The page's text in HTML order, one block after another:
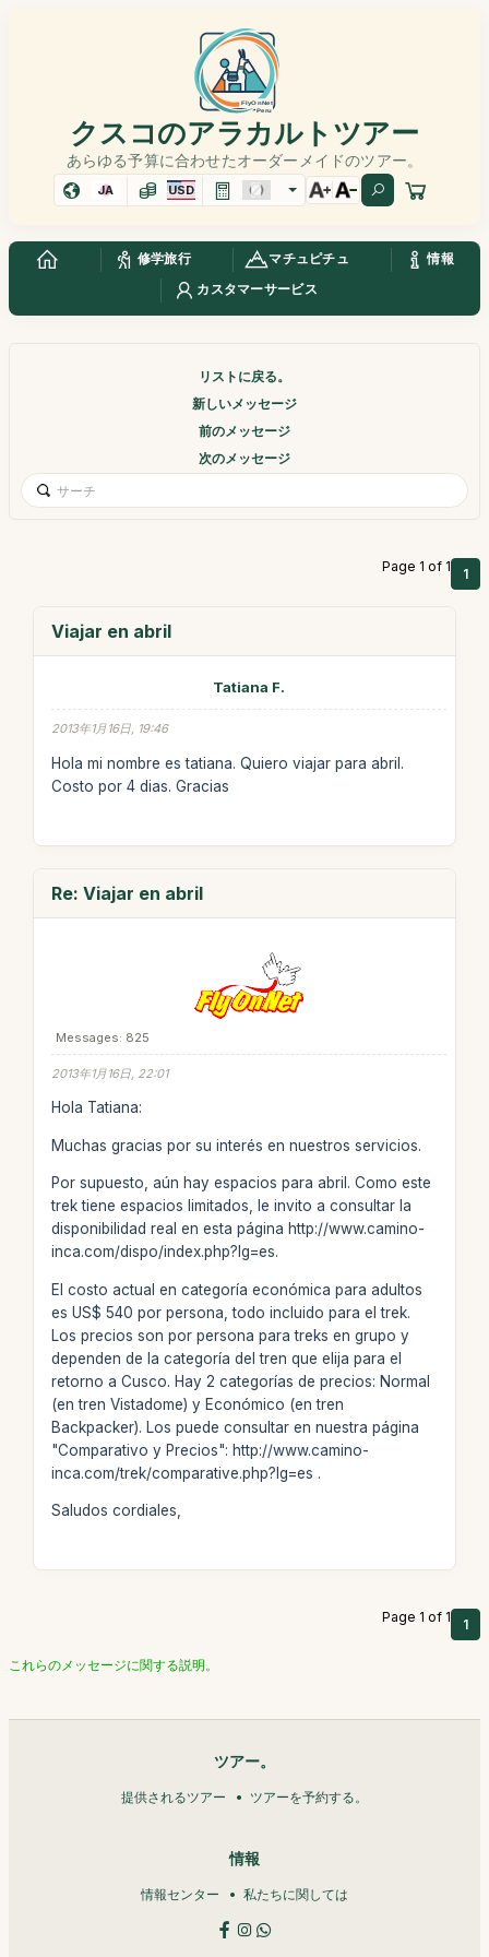
クスコのアラカルトツアー
あらゆる予算に合わせたオーダーメイドのツアー。
JA USD
修学旅行 マチュピチュ
情報
カスタマーサービス
リストに戻る。
新しいメッセージ
前のメッセージ
次のメッセージ
Page 1 of 1 1
Viajar en abril
Tatiana F.
2013年1月16日, 19:46
Hola mi nombre es tatiana. Quiero viajar para abril.
Costo por 4 dias. Gracias
Re: Viajar en abril
Messages: 825
2013年1月16日, 22:01
Hola Tatiana:
Muchas gracias por su interés en nuestros servicios.
Por supuesto, aún hay espacios para abril. Como este
trek tiene espacios limitados, le invito a consultar la
disponibilidad real en esta página http://www.camino-
inca.com/dispo/index.php?lg=es.
El costo actual en categoría económica para adultos
es US$ 540 por persona, todo incluido para el trek.
Los precios son por persona para treks en grupo y
dependen de la categoría del tren que elija para el
retorno a Cusco. Hay 2 categorías de precios: Normal
(en tren Vistadome) y Económico (en tren
Backpacker). Los puede consultar en nuestra página
"Comparativo y Precios": http://www.camino-
inca.com/trek/comparative.php?lg=es .
Saludos cordiales,
Page 1 of 1 1
これらのメッセージに関する説明。
ツアー。
提供されるツアー ツアーを予約する。
情報
情報センター 私たちに関しては